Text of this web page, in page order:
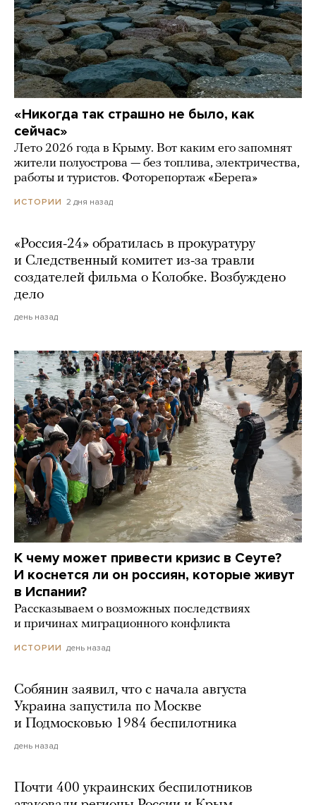
«Никогда так страшно не было, как
сейчас»
Лето 2026 года в Крыму. Вот каким его запомнят
жители полуострова — без топлива, электричества,
работы и туристов. Фоторепортаж «Берега»
ИСТОРИИ 2 дня назад
«Россия-24» обратилась в прокуратуру
и Следственный комитет из-за травли
создателей фильма о Колобке. Возбуждено
дело
день назад
К чему может привести кризис в Сеуте?
И коснется ли он россиян, которые живут
в Испании?
Рассказываем о возможных последствиях
и причинах миграционного конфликта
ИСТОРИИ день назад
Собянин заявил, что с начала августа
Украина запустила по Москве
и Подмосковью 1984 беспилотника
день назад
Почти 400 украинских беспилотников